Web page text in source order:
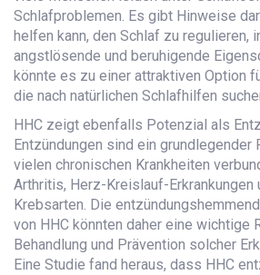
Schlafproblemen. Es gibt Hinweise
helfen kann, den Schlaf zu regulieren,
angstlösende und beruhigende
könnte es zu einer attraktiven Option
die nach natürlichen Schlafhilfen
HHC zeigt ebenfalls Potenzial als
Entzündungen sind ein
vielen chronischen Krankheiten
Arthritis, Herz-Kreislauf-Erkrankungen
Krebsarten. Die
von HHC könnten daher eine wichtige
Behandlung und Prävention solcher
Eine Studie fand heraus, dass HHC